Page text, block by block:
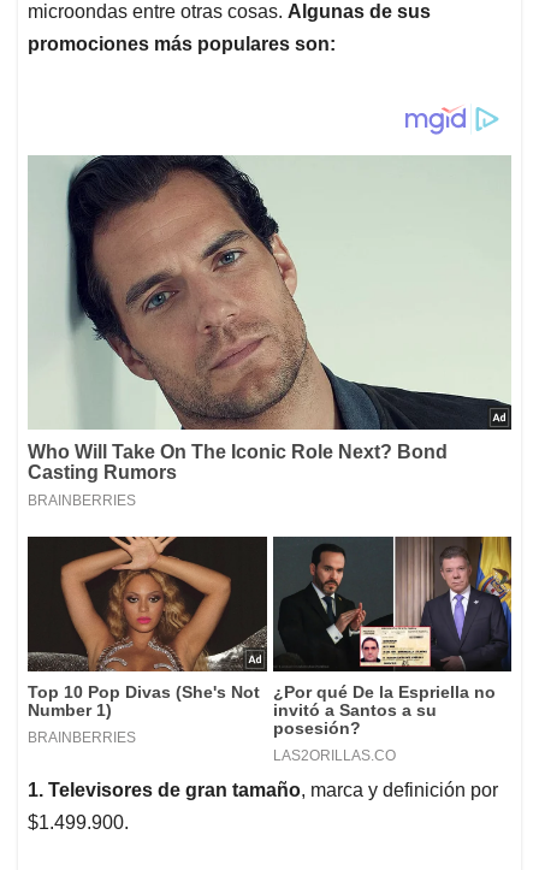
microondas entre otras cosas. Algunas de sus
promociones más populares son:
1. Televisores de gran tamaño, marca y definición por
$1.499.900.